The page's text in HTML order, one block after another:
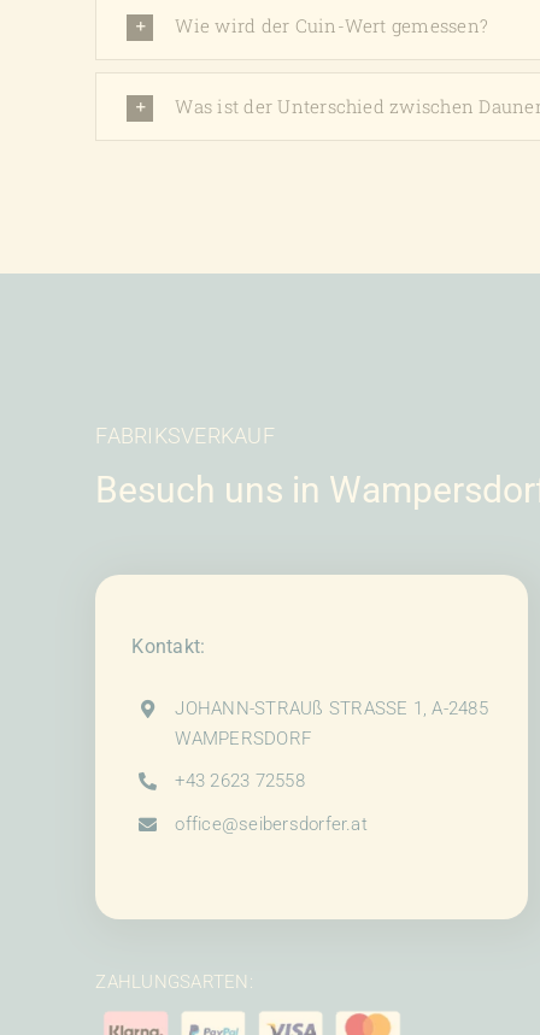
Wie wird der Cuin-Wert gemessen?
Was ist der Unterschied zwischen
FABRIKSVERKAUF
Besuch uns in
Kontakt:
JOHANN-STRAUß STRASSE 1, A-2485
WAMPERSDORF
+43 2623 72558
office@seibersdorfer.at
ZAHLUNGSARTEN: